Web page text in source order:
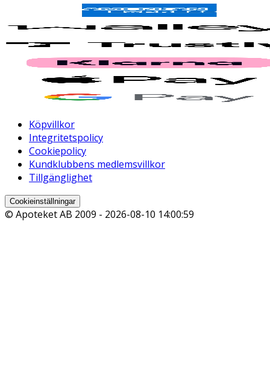
Köpvillkor
Integritetspolicy
Cookiepolicy
Kundklubbens medlemsvillkor
Tillgänglighet
Cookieinställningar
© Apoteket AB 2009 - 2026-08-10 14:00:59